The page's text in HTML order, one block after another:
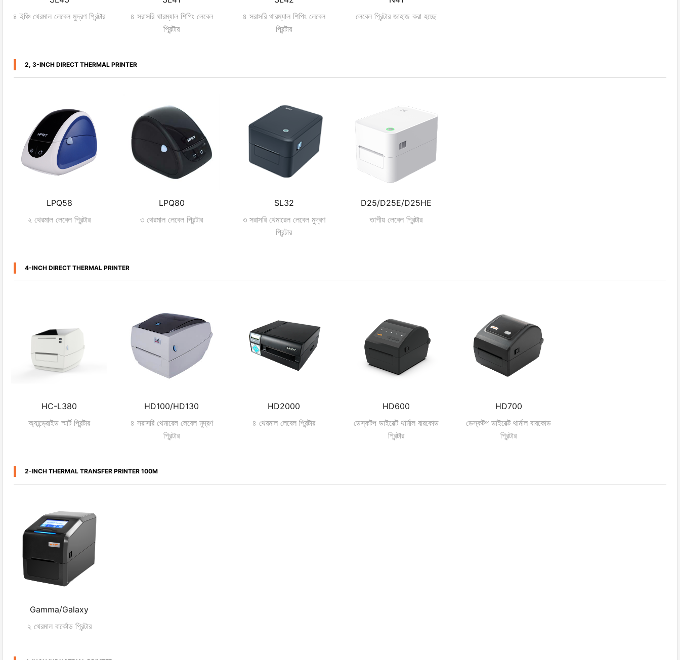
৪ ইঞ্চি থেরমাল লেবেল মুদ্রণ প্রিন্টার
৪ সরাসরি থারম্যাল শিপিং লেবেল
প্রিন্টার
৪ সরাসরি থারম্যাল শিপিং লেবেল
প্রিন্টার
লেবেল প্রিন্টার জাহাজ করা হচ্ছে
2, 3-INCH DIRECT THERMAL PRINTER
LPQ58
২ থেরমাল লেবেল প্রিন্টার
LPQ80
৩ থেরমাল লেবেল প্রিন্টার
SL32
৩ সরাসরি থেমারেল লেবেল মুদ্রণ
প্রিন্টার
D25/D25E/D25HE
তাপীয় লেবেল প্রিন্টার
4-INCH DIRECT THERMAL PRINTER
HC-L380
অ্যান্ড্রোইড স্মার্ট প্রিন্টার
HD100/HD130
৪ সরাসরি থেমারেল লেবেল মুদ্রণ
প্রিন্টার
HD2000
৪ থেরমাল লেবেল প্রিন্টার
HD600
ডেস্কটপ ডাইরেক্ট থার্মাল বারকোড
প্রিন্টার
HD700
ডেস্কটপ ডাইরেক্ট থার্মাল বারকোড
প্রিন্টার
2-INCH THERMAL TRANSFER PRINTER 100M
Gamma/Galaxy
২ থেরমাল বার্কোড প্রিন্টার